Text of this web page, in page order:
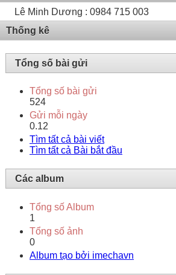
Lê Minh Dương : 0984 715 003
Thống kê
Tổng số bài gửi
Tổng số bài gửi
524
Gửi mỗi ngày
0.12
Tìm tất cả bài viết
Tìm tất cả Bài bắt đầu
Các album
Tổng số Album
1
Tổng số ảnh
0
Album tạo bởi imechavn